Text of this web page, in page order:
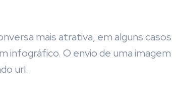
mais atrativa, em alguns casos
infográfico. O envio de uma imagem
url.